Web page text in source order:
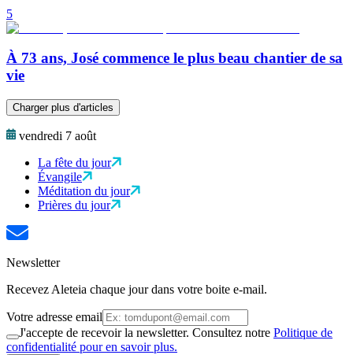
5
À 73 ans, José commence le plus beau chantier de sa
vie
Charger plus d'articles
vendredi 7 août
La fête du jour
Évangile
Méditation du jour
Prières du jour
Newsletter
Recevez Aleteia chaque jour dans votre boite e-mail.
Votre adresse email
J'accepte de recevoir la newsletter. Consultez notre Politique de
confidentialité pour en savoir plus.